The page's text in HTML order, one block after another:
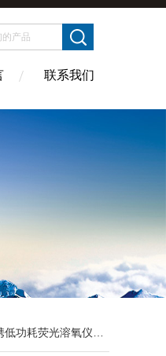
联系我们
光溶氧仪 手持响应快读数清